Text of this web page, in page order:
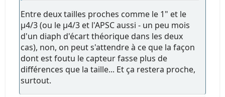
Entre deux tailles proches comme le 1" et le
µ4/3 (ou le µ4/3 et l'APSC aussi - un peu mois
d'un diaph d'écart théorique dans les deux
cas), non, on peut s'attendre à ce que la façon
dont est foutu le capteur fasse plus de
différences que la taille... Et ça restera proche,
surtout.